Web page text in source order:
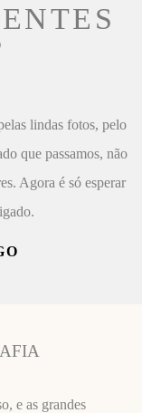
lindas fotos, pelo
que passamos, não
Agora é só esperar
e as grandes